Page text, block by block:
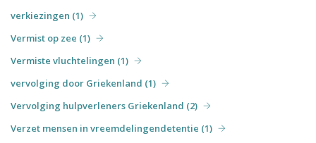
verkiezingen (1)
Vermist op zee (1)
Vermiste vluchtelingen (1)
vervolging door Griekenland (1)
Vervolging hulpverleners Griekenland (2)
Verzet mensen in vreemdelingendetentie (1)